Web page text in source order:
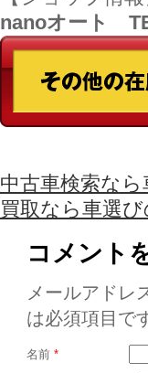
nanoオート
中古車検索な
買取なら車選
コメント
メールアドレ
は必須項目で
名前 *